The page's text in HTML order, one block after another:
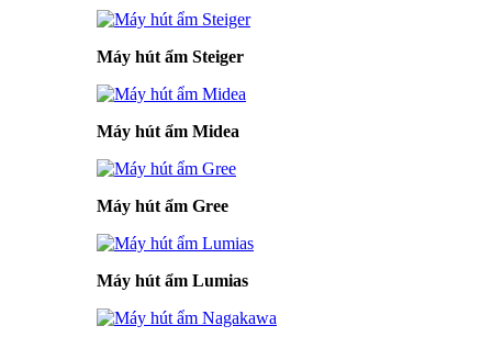
Máy hút ẩm Steiger
Máy hút ẩm Midea
Máy hút ẩm Gree
Máy hút ẩm Lumias